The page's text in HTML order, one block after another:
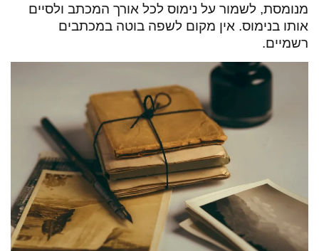
מנומסת, לשמור על נימוס לכל אורך המכתב ולסיים
אותו בנימוס. אין מקום לשפה בוטה במכתבים
רשמיים.